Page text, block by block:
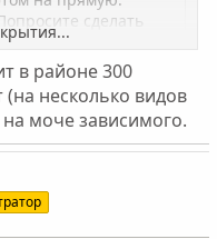
сделать
были, инсулинки
как в больнице?
кричал, что я
такого нет,
чем не признался... Ну
реакция подходит. А
купить можно? Да
назад..... Кстати
в районе 300
(на несколько видов
на моче зависимого.